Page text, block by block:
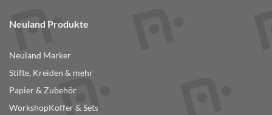
Neuland Produkte
Neuland Marker
Stifte, Kreiden & mehr
Papier & Zubehör
WorkshopKoffer & Sets